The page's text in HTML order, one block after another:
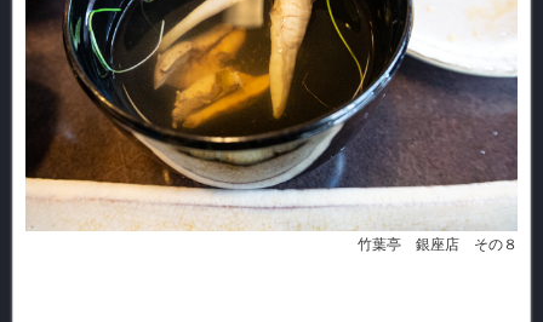
竹葉亭 銀座店 その８